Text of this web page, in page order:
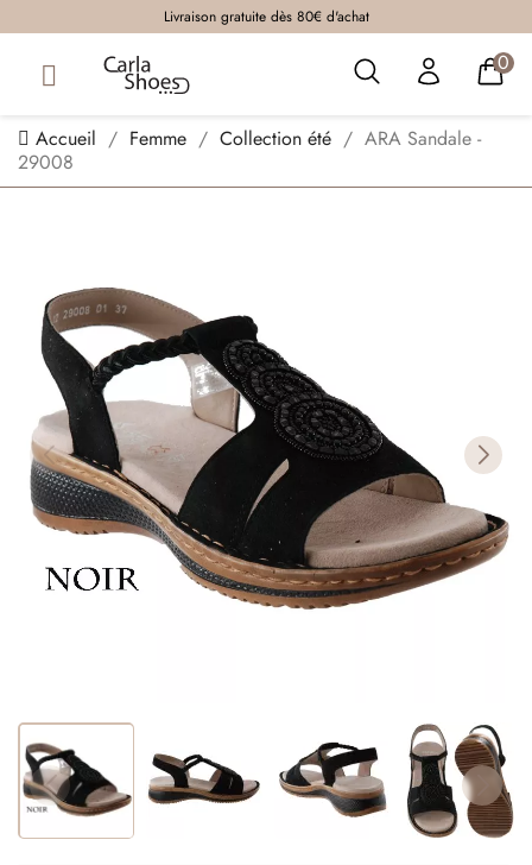
Livraison gratuite dès 80€ d'achat
0
Accueil Femme Collection été
ARA Sandale -
29008